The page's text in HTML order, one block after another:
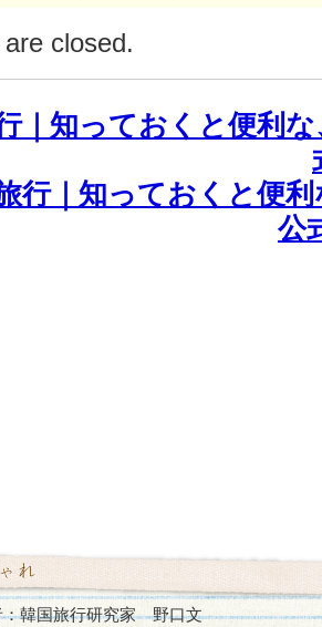
closed.
｜知っておくと便利
行｜知っておくと便
公
：韓国旅行研究家 野口文